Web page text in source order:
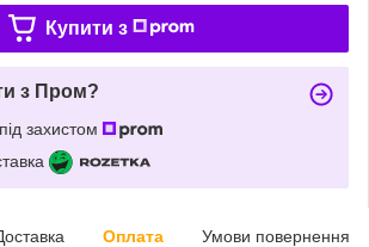
Купити з
з Пром?
захистом
Оплата Умови повернення